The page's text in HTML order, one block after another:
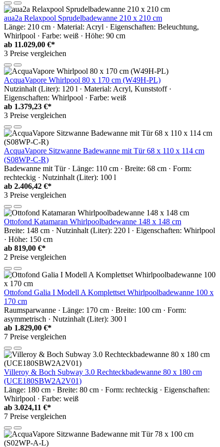
aua2a Relaxpool Sprudelbadewanne 210 x 210 cm
Länge: 210 cm · Material: Acryl · Eigenschaften: Beleuchtung,
Whirlpool · Farbe: weiß · Höhe: 90 cm
ab 11.029,00 €*
3 Preise vergleichen
AcquaVapore Whirlpool 80 x 170 cm (W49H-PL)
Nutzinhalt (Liter): 120 l · Material: Acryl, Kunststoff ·
Eigenschaften: Whirlpool · Farbe: weiß
ab 1.379,23 €*
3 Preise vergleichen
AcquaVapore Sitzwanne Badewanne mit Tür 68 x 110 x 114 cm
(S08WP-C-R)
Badewanne mit Tür · Länge: 110 cm · Breite: 68 cm · Form:
rechteckig · Nutzinhalt (Liter): 100 l
ab 2.406,42 €*
3 Preise vergleichen
Ottofond Katamaran Whirlpoolbadewanne 148 x 148 cm
Breite: 148 cm · Nutzinhalt (Liter): 220 l · Eigenschaften: Whirlpool
· Höhe: 150 cm
ab 819,00 €*
2 Preise vergleichen
Ottofond Galia I Modell A Komplettset Whirlpoolbadewanne 100 x
170 cm
Raumsparwanne · Länge: 170 cm · Breite: 100 cm · Form:
asymmetrisch · Nutzinhalt (Liter): 300 l
ab 1.829,00 €*
7 Preise vergleichen
Villeroy & Boch Subway 3.0 Rechteckbadewanne 80 x 180 cm
(UCE180SBW2A2V01)
Länge: 180 cm · Breite: 80 cm · Form: rechteckig · Eigenschaften:
Whirlpool · Farbe: weiß
ab 3.024,11 €*
7 Preise vergleichen